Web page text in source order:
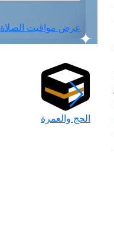
عرض مواقيت الصلاة
الحج والعمرة